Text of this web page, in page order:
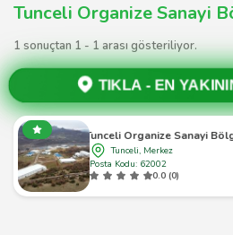
Tunceli Organize Sanayi
1 sonuçtan 1 - 1 arası gösteriliyor.
TIKLA -EN
Tunceli Organize Sanayi
Tunceli, Merkez
Posta Kodu: 62002
0.0 (0)